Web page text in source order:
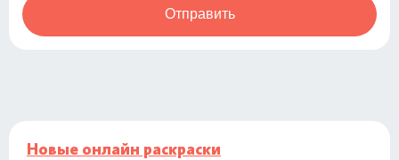
Отправить
Новые онлайн раскраски